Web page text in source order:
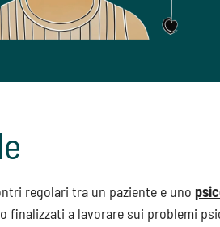
regolari tra un paziente e uno
finalizzati a lavorare sui problemi